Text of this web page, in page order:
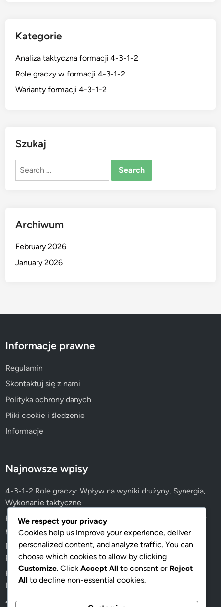
Kategorie
Analiza taktyczna formacji 4-3-1-2
Role graczy w formacji 4-3-1-2
Warianty formacji 4-3-1-2
Szukaj
Search
Archiwum
February 2026
January 2026
Informacje prawne
Regulamin
Skontaktuj się z nami
Polityka ochrony danych
Pliki cookie i śledzenie
Informacje
Najnowsze wpisy
4-3-1-2 Role graczy: Wpływ na wyniki drużyny, Synergia,
Wykonanie taktyczne
Formacja 4-3-1-2: Adaptacje młodzieżowe, Wdrożenia w
podstawowym szkoleniu, Strategie coachingowe
Formacja 4-3-1-2: Wpływ wszechstronnych graczy,
Podwójne role, Elastyczność taktyczna
Formacja 4-3-1-2: Analiza meczu, Taktyka przeciwnika,
Dostosowania w grze
4-3-1-2 Wariacje: Formacje kontrujące, Wysoki pressing,
We respect your privacy
Cookies help us improve your experience, deliver
personalized content, and analyze traffic. You can
choose which cookies to allow by clicking
Customize. Click Accept All to consent or Reject
All to decline non-essential cookies.